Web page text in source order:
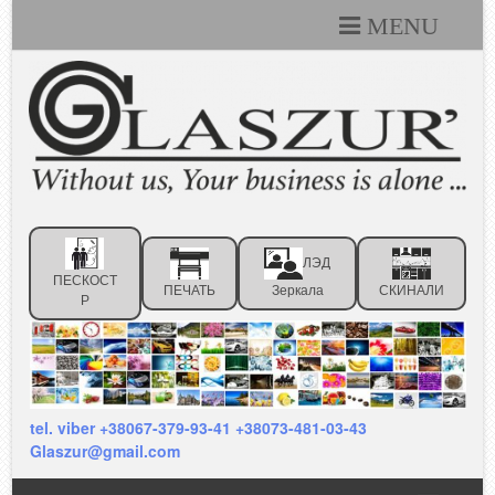
MENU
Каталоги
Технические условия
Портфолио
Контакты
Отзывы клиентов
ПЕСКОСТ
Р
ПЕЧАТЬ
ЛЭД
Зеркала
СКИНАЛИ
tel. viber +38067-379-93-41 +38073-481-03-43
Glaszur@gmail.com